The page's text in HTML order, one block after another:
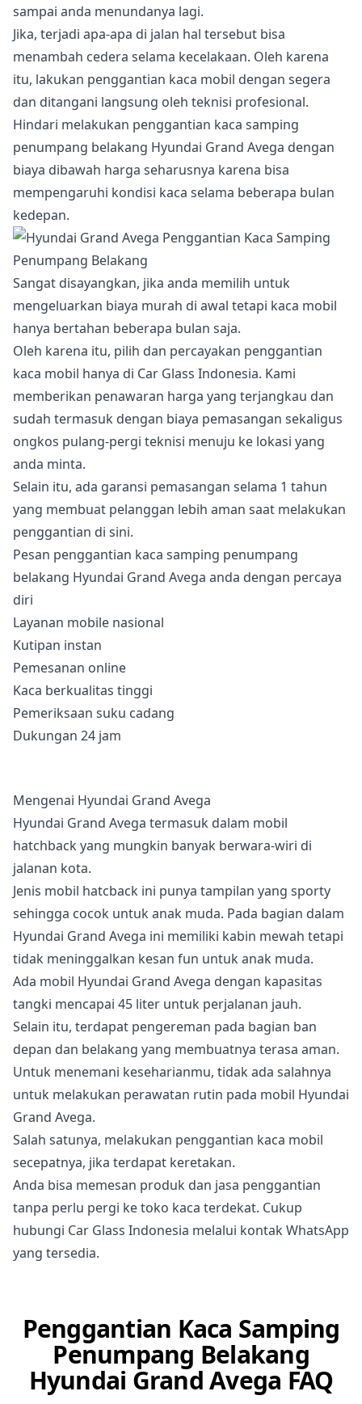
sampai anda menundanya lagi.
Jika, terjadi apa-apa di jalan hal tersebut bisa
menambah cedera selama kecelakaan. Oleh karena
itu, lakukan penggantian kaca mobil dengan segera
dan ditangani langsung oleh teknisi profesional.
Hindari melakukan penggantian kaca samping
penumpang belakang Hyundai Grand Avega dengan
biaya dibawah harga seharusnya karena bisa
mempengaruhi kondisi kaca selama beberapa bulan
kedepan.
Sangat disayangkan, jika anda memilih untuk
mengeluarkan biaya murah di awal tetapi kaca mobil
hanya bertahan beberapa bulan saja.
Oleh karena itu, pilih dan percayakan penggantian
kaca mobil hanya di Car Glass Indonesia. Kami
memberikan penawaran harga yang terjangkau dan
sudah termasuk dengan biaya pemasangan sekaligus
ongkos pulang-pergi teknisi menuju ke lokasi yang
anda minta.
Selain itu, ada garansi pemasangan selama 1 tahun
yang membuat pelanggan lebih aman saat melakukan
penggantian di sini.
Pesan penggantian kaca samping penumpang
belakang Hyundai Grand Avega anda dengan percaya
diri
Layanan mobile nasional
Kutipan instan
Pemesanan online
Kaca berkualitas tinggi
Pemeriksaan suku cadang
Dukungan 24 jam
Mengenai Hyundai Grand Avega
Hyundai Grand Avega termasuk dalam mobil
hatchback yang mungkin banyak berwara-wiri di
jalanan kota.
Jenis mobil hatcback ini punya tampilan yang sporty
sehingga cocok untuk anak muda. Pada bagian dalam
Hyundai Grand Avega ini memiliki kabin mewah tetapi
tidak meninggalkan kesan fun untuk anak muda.
Ada mobil Hyundai Grand Avega dengan kapasitas
tangki mencapai 45 liter untuk perjalanan jauh.
Selain itu, terdapat pengereman pada bagian ban
depan dan belakang yang membuatnya terasa aman.
Untuk menemani keseharianmu, tidak ada salahnya
untuk melakukan perawatan rutin pada mobil Hyundai
Grand Avega.
Salah satunya, melakukan penggantian kaca mobil
secepatnya, jika terdapat keretakan.
Anda bisa memesan produk dan jasa penggantian
tanpa perlu pergi ke toko kaca terdekat. Cukup
hubungi Car Glass Indonesia melalui kontak WhatsApp
yang tersedia.
Penggantian Kaca Samping
Penumpang Belakang
Hyundai Grand Avega FAQ